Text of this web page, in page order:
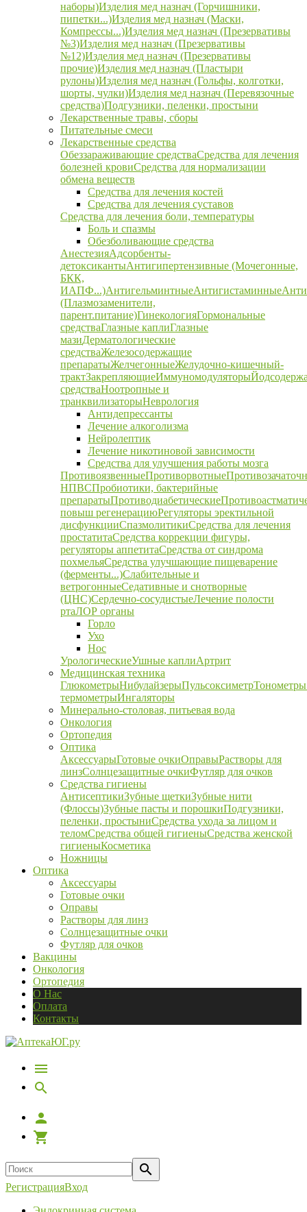
наборы)Изделия мед назнач (Горчишники,
пипетки...)Изделия мед назнач (Маски,
Компрессы...)Изделия мед назнач (Презервативы
№3)Изделия мед назнач (Презервативы
№12)Изделия мед назнач (Презервативы
прочие)Изделия мед назнач (Пластыри
рулоны)Изделия мед назнач (Гольфы, колготки,
шорты, чулки)Изделия мед назнач (Перевязочные
средства)Подгузники, пеленки, простыни
Лекарственные травы, сборы
Питательные смеси
Лекарственные средства
Обеззараживающие средстваСредства для лечения
болезней кровиСредства для нормализации
обмена веществ
Средства для лечения костей
Средства для лечения суставов
Средства для лечения боли, температуры
Боль и спазмы
Обезболивающие средства
АнестезияАдсорбенты-
детоксикантыАнтигипертензивные (Мочегонные,
БКК,
ИАПФ...)АнтигельминтныеАнтигистаминные
(Плазмозаменители,
парент.питание)ГинекологияГормональные
средстваГлазные каплиГлазные
мазиДерматологические
средстваЖелезосодержащие
препаратыЖелчегонныеЖелудочно-кишечный-
трактЗакрепляющиеИммуномодуляторы
средстваНоотропные и
транквилизаторыНеврология
Антидепрессанты
Лечение алкоголизма
Нейролептик
Лечение никотиновой зависимости
Средства для улучшения работы мозга
ПротивоязвенныеПротиворвотные
НПВСПробиотики, бактерийные
препаратыПротиводиабетические
повыш регенерациюРегуляторы эректильной
дисфункцииСпазмолитикиСредства для лечения
простатитаСредства коррекции фигуры,
регуляторы аппетитаСредства от синдрома
похмельяСредства улучшающие пищеварение
(ферменты...)Слабительные и
ветрогонныеСедативные и снотворные
(ЦНС)Сердечно-сосудистыеЛечение полости
ртаЛОР органы
Горло
Ухо
Нос
УрологическиеУшные каплиАртрит
Медицинская техника
ГлюкометрыНибулайзерыПульсоксиметрТонометры
термометрыИнгаляторы
Минерально-столовая, питьевая вода
Онкология
Ортопедия
Оптика
АксессуарыГотовые очкиОправыРастворы для
линзСолнцезащитные очкиФутляр для очков
Средства гигиены
АнтисептикиЗубные щеткиЗубные нити
(Флоссы)Зубные пасты и порошкиПодгузники,
пеленки, простыниСредства ухода за лицом и
теломСредства общей гигиеныСредства женской
гигиеныКосметика
Ножницы
Оптика
Аксессуары
Готовые очки
Оправы
Растворы для линз
Солнцезащитные очки
Футляр для очков
Вакцины
Онкология
Ортопедия
О Нас
Оплата
Контакты
РегистрацияВход